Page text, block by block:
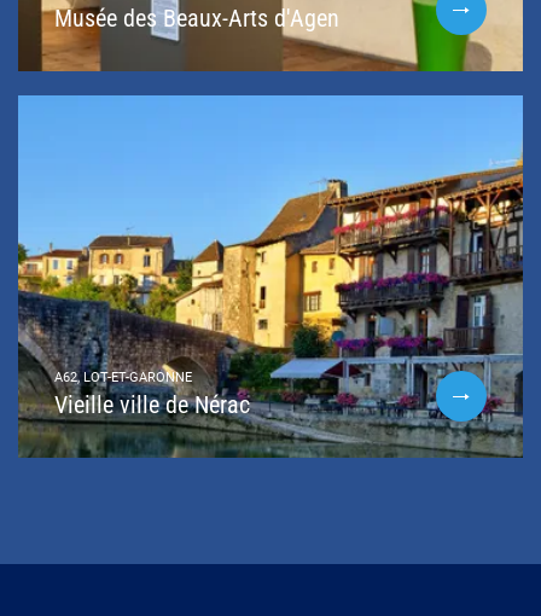
Musée des Beaux-Arts d'Agen
A62, LOT-ET-GARONNE
Vieille ville de Nérac